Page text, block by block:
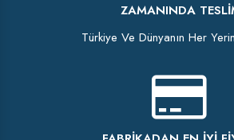
ZAMANINDA
Türkiye Ve Dünyanın Her